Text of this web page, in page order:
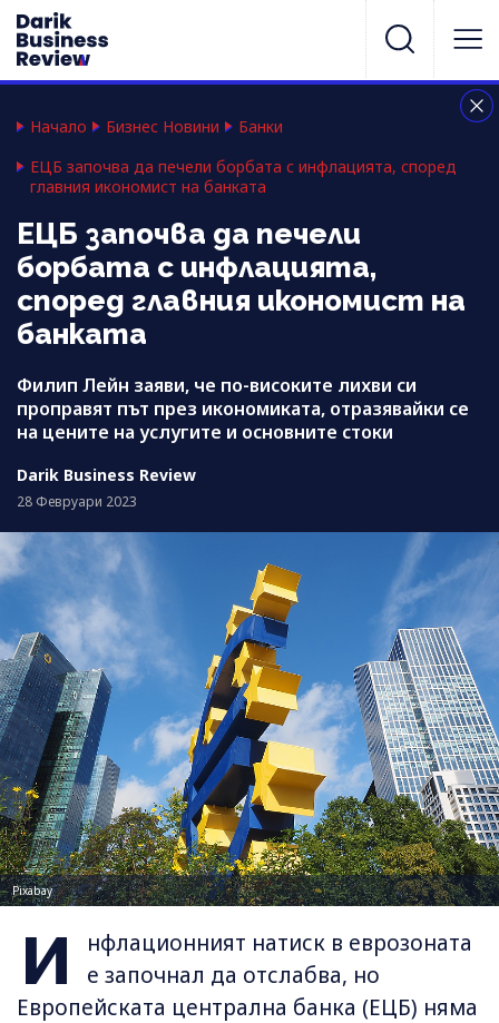
Начало Бизнес Новини
Банки
ЕЦБ започва да печели борбата с инфлацията, според
главния икономист на банката
ЕЦБ започва да печели
борбата с инфлацията,
според главния икономист на
банката
Филип Лейн заяви, че по-високите лихви си
проправят път през икономиката, отразявайки се
на цените на услугите и основните стоки
Darik Business Review
28 Февруари 2023
Pixabay
И
нфлационният натиск в еврозоната
е започнал да отслабва, но
Европейската централна банка (ЕЦБ) няма